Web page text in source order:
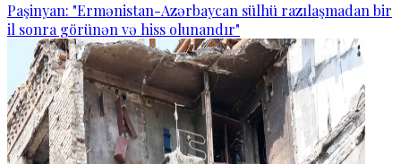
Paşinyan: "Ermənistan-Azərbaycan sülhü razılaşmadan bir
il sonra görünən və hiss olunandır"